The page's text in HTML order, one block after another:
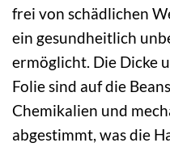
frei von schädlichen
ein gesundheitlich
ermöglicht. Die Dicke
Folie sind auf die
Chemikalien und
abgestimmt, was die